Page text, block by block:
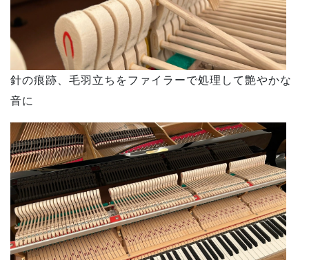
針の痕跡、毛羽立ちをファイラーで処理して艶やかな
音に